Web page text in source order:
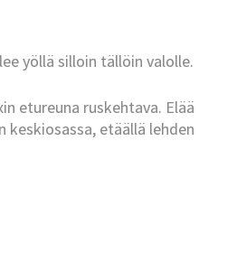
yöllä silloin tällöin valolle.
etureuna ruskehtava. Elää
etäällä lehden